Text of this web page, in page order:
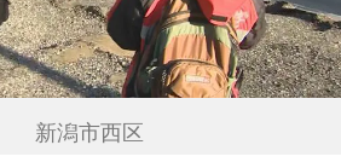
新潟市西区